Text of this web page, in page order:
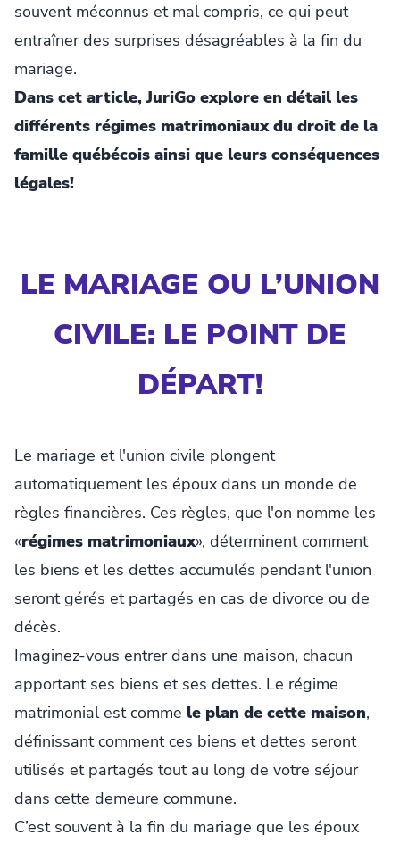
souvent méconnus et mal compris, ce qui peut
entraîner des surprises désagréables à la fin du
mariage.
Dans cet article, JuriGo explore en détail les
différents régimes matrimoniaux du droit de la
famille québécois ainsi que leurs conséquences
légales!
LE MARIAGE OU L’UNION
CIVILE: LE POINT DE
DÉPART!
Le mariage et l'union civile plongent
automatiquement les époux dans un monde de
règles financières. Ces règles, que l'on nomme les
«régimes matrimoniaux», déterminent comment
les biens et les dettes accumulés pendant l'union
seront gérés et partagés en cas de divorce ou de
décès.
Imaginez-vous entrer dans une maison, chacun
apportant ses biens et ses dettes. Le régime
matrimonial est comme le plan de cette maison,
définissant comment ces biens et dettes seront
utilisés et partagés tout au long de votre séjour
dans cette demeure commune.
C’est souvent à la fin du mariage que les époux